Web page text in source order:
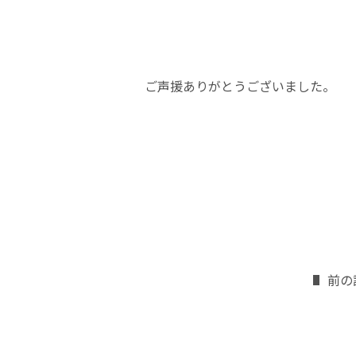
ご声援ありがとうございました。
前